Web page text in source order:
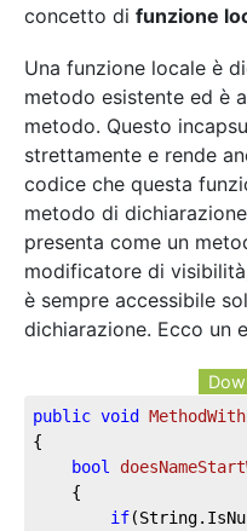
concetto di funzione
Una funzione locale è
metodo esistente ed è
metodo. Questo
strettamente e rende
codice che questa
metodo di
presenta come un
modificatore di
è sempre accessibile
dichiarazione. Ecco un
public void
{
bool
if